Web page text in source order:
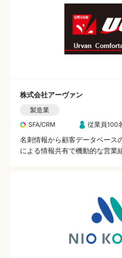
株式会社アーヴァン
製造業
SFA/CRM
従業員100
名刺情報から顧客データベース
による情報共有で機動的な営業